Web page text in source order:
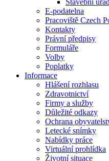
Stavební
E-podatelna
Pracoviště Czech
Kontakty
Právní předpisy
Formuláře
Volby
Poplatky
Informace
Hlášení rozhlasu
Zdravotnictví
Firmy a služby
Důležité odkazy
Ochrana
Letecké snímky
Nabídky práce
Virtuální prohlídka
Životní situace